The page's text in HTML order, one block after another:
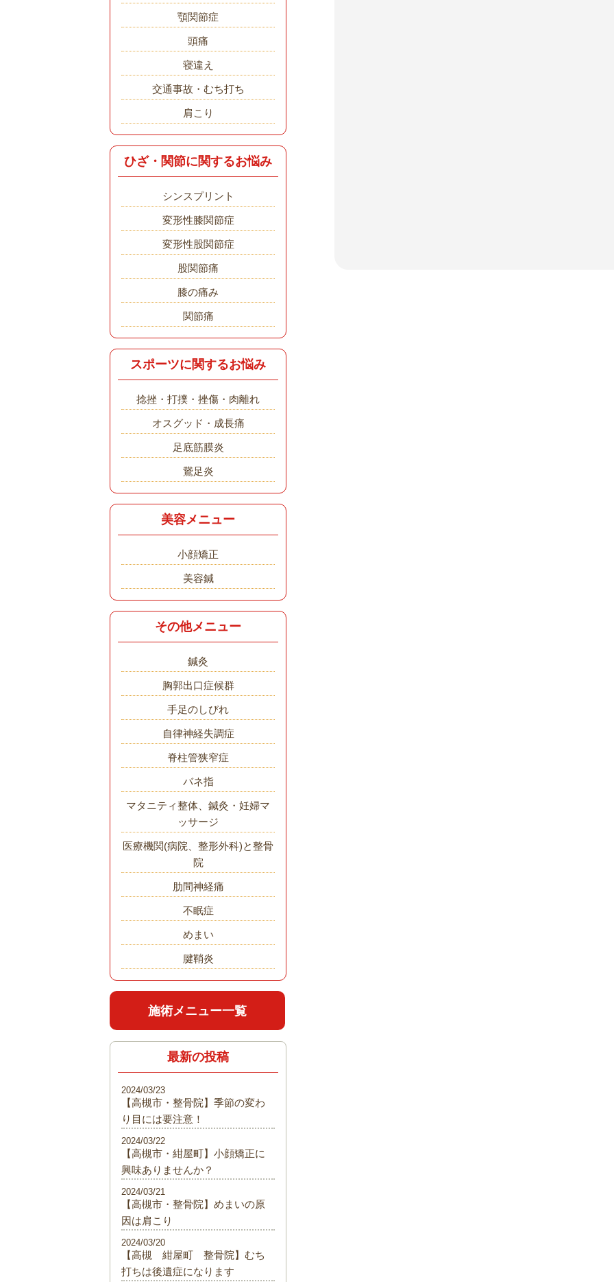
顎関節症
頭痛
寝違え
交通事故・むち打ち
肩こり
ひざ・関節に関するお悩み
シンスプリント
変形性膝関節症
変形性股関節症
股関節痛
膝の痛み
関節痛
スポーツに関するお悩み
捻挫・打撲・挫傷・肉離れ
オスグッド・成長痛
足底筋膜炎
鵞足炎
美容メニュー
小顔矯正
美容鍼
その他メニュー
鍼灸
胸郭出口症候群
手足のしびれ
自律神経失調症
脊柱管狭窄症
バネ指
マタニティ整体、鍼灸・妊婦マ
ッサージ
医療機関(病院、整形外科)と整骨
院
肋間神経痛
不眠症
めまい
腱鞘炎
施術メニュー一覧
最新の投稿
【高槻市・整骨院】季節の変わ
り目には要注意！
2024/03/23
【高槻市・紺屋町】小顔矯正に
興味ありませんか？
2024/03/22
【高槻市・整骨院】めまいの原
因は肩こり
2024/03/21
【高槻 紺屋町 整骨院】むち
打ちは後遺症になります
2024/03/20